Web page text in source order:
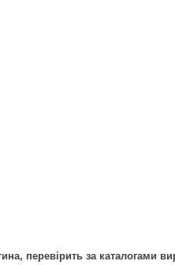
перевірить за каталогами